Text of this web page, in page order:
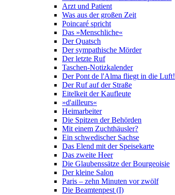
Arzt und Patient
Was aus der großen Zeit
Poincaré spricht
Das »Menschliche«
Der Quatsch
Der sympathische Mörder
Der letzte Ruf
Taschen-Notizkalender
Der Pont de l'Alma fliegt in die Luft!
Der Ruf auf der Straße
Eitelkeit der Kaufleute
»d'ailleurs«
Heimarbeiter
Die Spitzen der Behörden
Mit einem Zuchthäusler?
Ein schwedischer Sachse
Das Elend mit der Speisekarte
Das zweite Heer
Die Glaubenssätze der Bourgeoisie
Der kleine Salon
Paris – zehn Minuten vor zwölf
Die Beamtenpest (I)